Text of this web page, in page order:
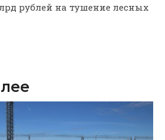
рублей на тушение лесных